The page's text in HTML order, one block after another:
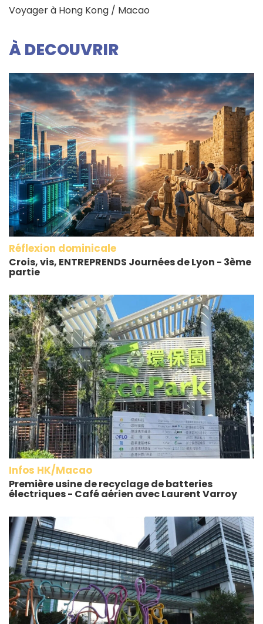
Voyager à Hong Kong / Macao
À DECOUVRIR
Réflexion dominicale
Crois, vis, ENTREPRENDS Journées de Lyon - 3ème
partie
Infos HK/Macao
Première usine de recyclage de batteries
électriques - Café aérien avec Laurent Varroy